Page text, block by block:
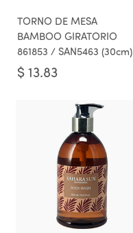
TORNO DE MESA
BAMBOO GIRATORIO
861853 / SAN5463 (30cm)
$ 13.83